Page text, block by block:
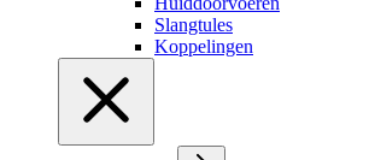
Slangtules
Koppelingen